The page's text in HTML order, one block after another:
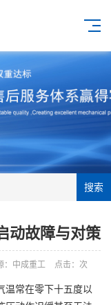
搜索
动故障与对策
：中成重工 点击： 次
温常在零下十五度以